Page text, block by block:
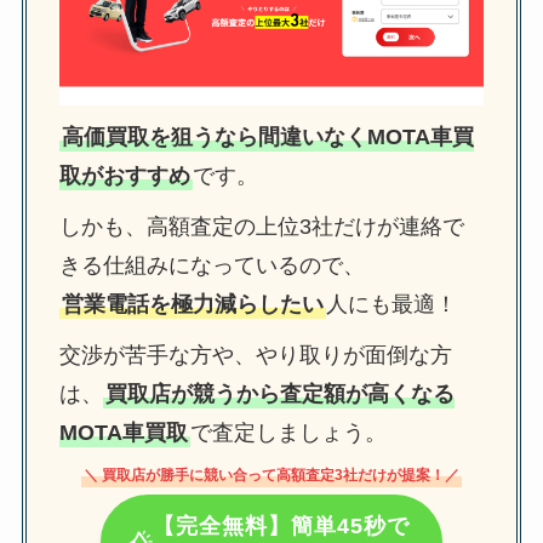
高価買取を狙うなら間違いなくMOTA車買
取がおすすめです。
しかも、高額査定の上位3社だけが連絡で
きる仕組みになっているので、
営業電話を極力減らしたい人にも最適！
交渉が苦手な方や、やり取りが面倒な方
は、 買取店が競うから査定額が高くなる
MOTA車買取で査定しましょう。
＼ 買取店が勝手に競い合って高額査定3社だけが提案！／
【完全無料】簡単45秒で